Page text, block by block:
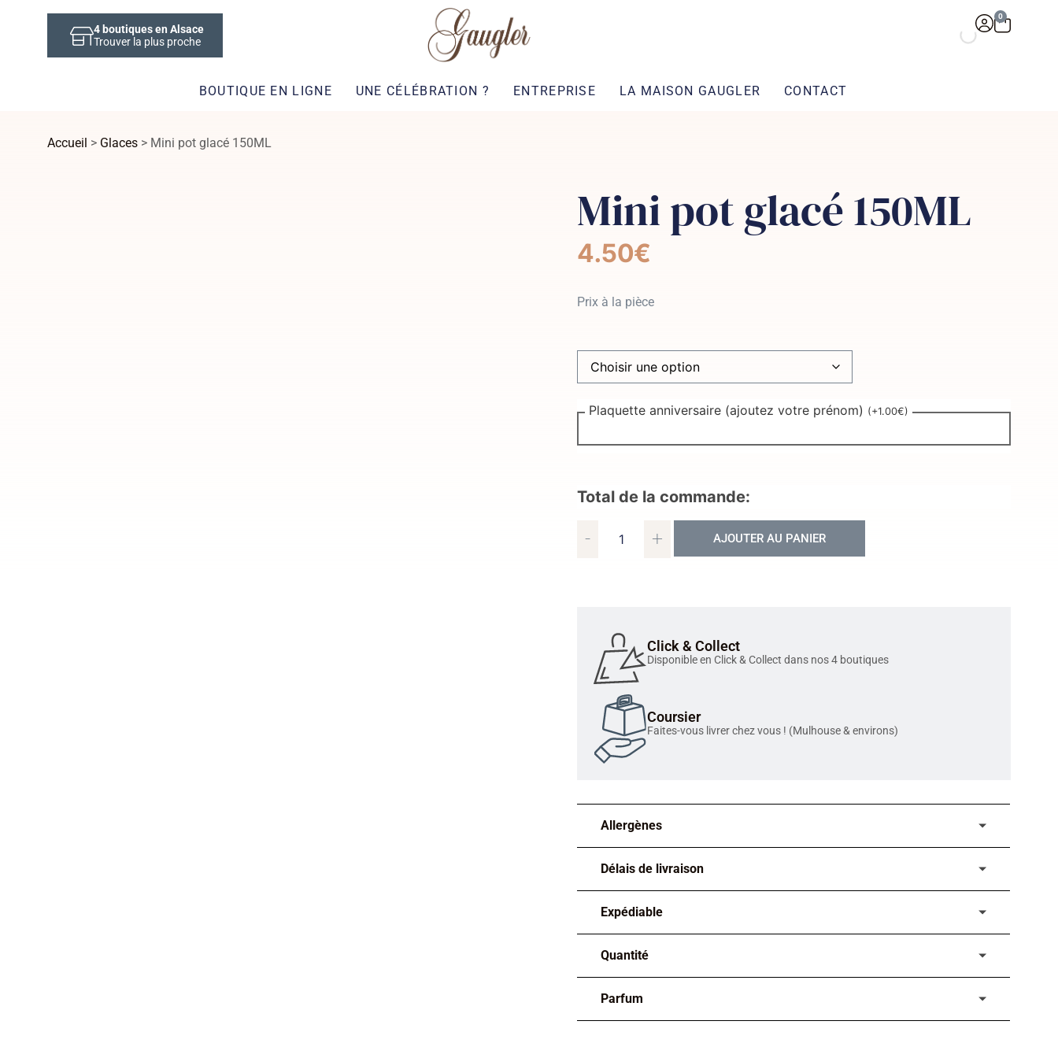
4 boutiques en Alsace
Trouver la plus proche
0
BOUTIQUE EN LIGNE UNE CÉLÉBRATION ? ENTREPRISE LA MAISON GAUGLER CONTACT
Accueil > Glaces > Mini pot glacé 150ML
Mini pot glacé 150ML
4.50€
Prix à la pièce
Plaquette anniversaire (ajoutez votre prénom) (+1.00€)
Total de la commande:
- + AJOUTER AU PANIER
Click & Collect
Disponible en Click & Collect dans nos 4 boutiques
Coursier
Faites-vous livrer chez vous ! (Mulhouse & environs)
Allergènes
Délais de livraison
Expédiable
Quantité
Parfum